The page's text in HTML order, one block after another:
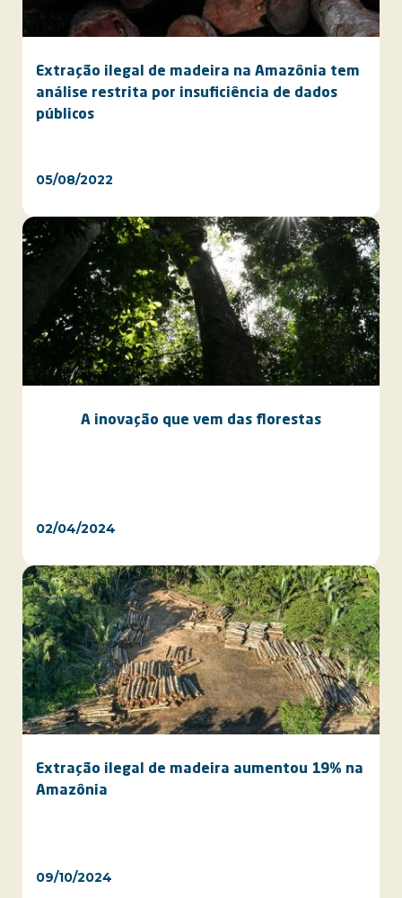
Extração ilegal de madeira na Amazônia tem
análise restrita por insuficiência de dados
públicos
05/08/2022
A inovação que vem das florestas
02/04/2024
Extração ilegal de madeira aumentou 19% na
Amazônia
09/10/2024